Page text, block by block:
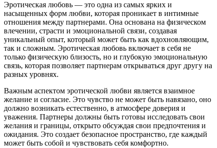
Эротическая любовь — это одна из самых ярких и
насыщенных форм любви, которая проникает в интимные
отношения между партнерами. Она основана на физическом
влечении, страсти и эмоциональной связи, создавая
уникальный опыт, который может быть как вдохновляющим,
так и сложным. Эротическая любовь включает в себя не
только физическую близость, но и глубокую эмоциональную
связь, которая позволяет партнерам открываться друг другу на
разных уровнях.
Важным аспектом эротической любви является взаимное
желание и согласие. Это чувство не может быть навязано, оно
должно возникать естественно, в атмосфере доверия и
уважения. Партнеры должны быть готовы исследовать свои
желания и границы, открыто обсуждая свои предпочтения и
ожидания. Это создает безопасное пространство, где каждый
может быть собой и чувствовать себя комфортно.